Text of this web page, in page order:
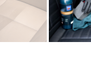
Toegevoegd